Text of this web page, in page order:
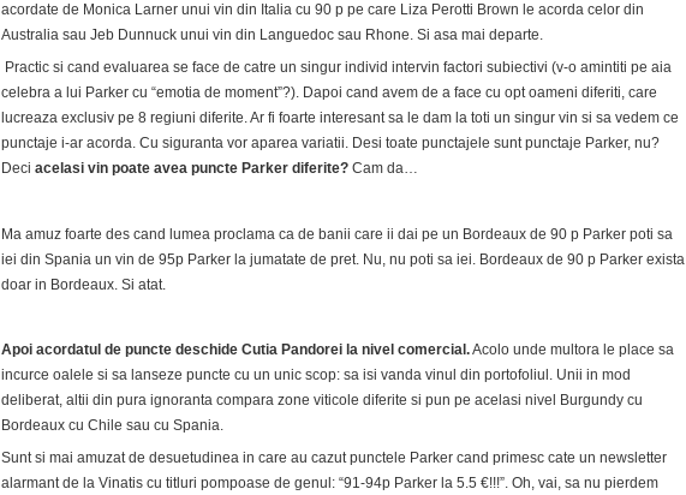
acordate de Monica Larner unui vin din Italia cu 90 p pe care Liza Perotti Brown le acorda celor din
Australia sau Jeb Dunnuck unui vin din Languedoc sau Rhone. Si asa mai departe.
Practic si cand evaluarea se face de catre un singur individ intervin factori subiectivi (v-o amintiti pe aia
celebra a lui Parker cu “emotia de moment”?). Dapoi cand avem de a face cu opt oameni diferiti, care
lucreaza exclusiv pe 8 regiuni diferite. Ar fi foarte interesant sa le dam la toti un singur vin si sa vedem ce
punctaje i-ar acorda. Cu siguranta vor aparea variatii. Desi toate punctajele sunt punctaje Parker, nu?
Deci acelasi vin poate avea puncte Parker diferite? Cam da…
Ma amuz foarte des cand lumea proclama ca de banii care ii dai pe un Bordeaux de 90 p Parker poti sa
iei din Spania un vin de 95p Parker la jumatate de pret. Nu, nu poti sa iei. Bordeaux de 90 p Parker exista
doar in Bordeaux. Si atat.
Apoi acordatul de puncte deschide Cutia Pandorei la nivel comercial.Acolo unde multora le place sa
incurce oalele si sa lanseze puncte cu un unic scop: sa isi vanda vinul din portofoliul. Unii in mod
deliberat, altii din pura ignoranta compara zone viticole diferite si pun pe acelasi nivel Burgundy cu
Bordeaux cu Chile sau cu Spania.
Sunt si mai amuzat de desuetudinea in care au cazut punctele Parker cand primesc cate un newsletter
alarmant de la Vinatis cu titluri pompoase de genul: “91-94p Parker la 5.5 €!!!”. Oh, vai, sa nu pierdem